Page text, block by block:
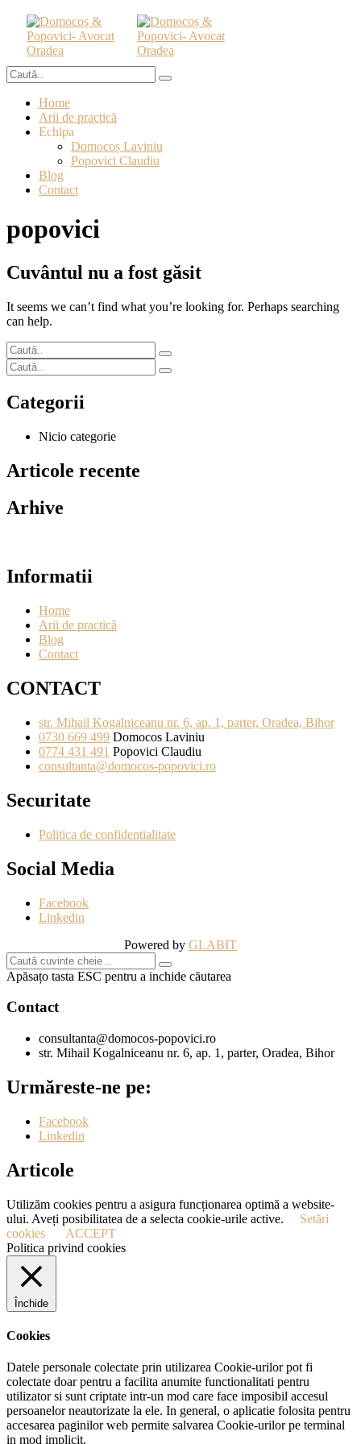
Home
Arii de practică
Echipa
Domocoș Laviniu
Popovici Claudiu
Blog
Contact
popovici
Cuvântul nu a fost găsit
It seems we can’t find what you’re looking for. Perhaps searching
can help.
Categorii
Nicio categorie
Articole recente
Arhive
Informatii
Home
Arii de practică
Blog
Contact
CONTACT
str. Mihail Kogalniceanu nr. 6, ap. 1, parter, Oradea, Bihor
0730 669 499 Domocos Laviniu
0774 431 491 Popovici Claudiu
consultanta@domocos-popovici.ro
Securitate
Politica de confidentialitate
Social Media
Facebook
Linkedin
Powered by GLABIT
Apăsațo tasta ESC pentru a inchide căutarea
Contact
consultanta@domocos-popovici.ro
str. Mihail Kogalniceanu nr. 6, ap. 1, parter, Oradea, Bihor
Urmăreste-ne pe:
Facebook
Linkedin
Articole
Utilizăm cookies pentru a asigura funcționarea optimă a website-
ului. Aveți posibilitatea de a selecta cookie-urile active.
Setări
cookies
ACCEPT
Politica privind cookies
Închide
Cookies
Datele personale colectate prin utilizarea Cookie-urilor pot fi
colectate doar pentru a facilita anumite functionalitati pentru
utilizator si sunt criptate intr-un mod care face imposibil accesul
persoanelor neautorizate la ele. In general, o aplicatie folosita pentru
accesarea paginilor web permite salvarea Cookie-urilor pe terminal
in mod implicit.